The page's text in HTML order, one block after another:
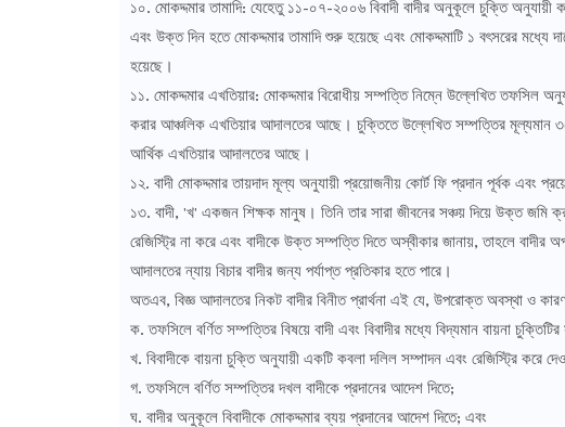
১০. মোকদ্দমার তামাদি: যেহেতু ১১-০৭-২০০৬ বিবাদী বাদীর অনুকূলে চুক্তি
এবং উক্ত দিন হতে মোকদ্দমার তামাদি শুরু হয়েছে এবং মোকদ্দমাটি ১ বৎসরের মধ্যে
হয়েছে।
১১. মোকদ্দমার এখতিয়ার: মোকদ্দমার বিরোধীয় সম্পত্তি নিম্নে উল্লেখিত তফসিল
করার আঞ্চলিক এখতিয়ার আদালতের আছে। চুক্তিতে উল্লেখিত সম্পত্তির মূল্যমান
আর্থিক এখতিয়ার আদালতের আছে।
১২. বাদী মোকদ্দমার তায়দাদ মূল্য অনুযায়ী প্রয়োজনীয় কোর্ট ফি প্রদান পূর্বক এবং
১৩. বাদী, 'খ' একজন শিক্ষক মানুষ। তিনি তার সারা জীবনের সঞ্চয় দিয়ে উক্ত জমি
রেজিস্ট্রি না করে এবং বাদীকে উক্ত সম্পত্তি দিতে অস্বীকার জানায়, তাহলে
আদালতের ন্যায় বিচার বাদীর জন্য পর্যাপ্ত প্রতিকার হতে পারে।
অতএব, বিজ্ঞ আদালতের নিকট বাদীর বিনীত প্রার্থনা এই যে, উপরোক্ত অবস্থা ও কারণাদি
ক. তফসিলে বর্ণিত সম্পত্তির বিষয়ে বাদী এবং বিবাদীর মধ্যে বিদ্যমান বায়না চুক্তিটির
খ. বিবাদীকে বায়না চুক্তি অনুযায়ী একটি কবলা দলিল সম্পাদন এবং রেজিস্ট্রি করে
গ. তফসিলে বর্ণিত সম্পত্তির দখল বাদীকে প্রদানের আদেশ দিতে;
ঘ. বাদীর অনুকূলে বিবাদীকে মোকদ্দমার ব্যয় প্রদানের আদেশ দিতে; এবং